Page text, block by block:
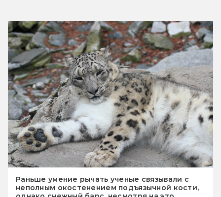
Раньше умение рычать ученые связывали с
неполным окостенением подъязычной кости,